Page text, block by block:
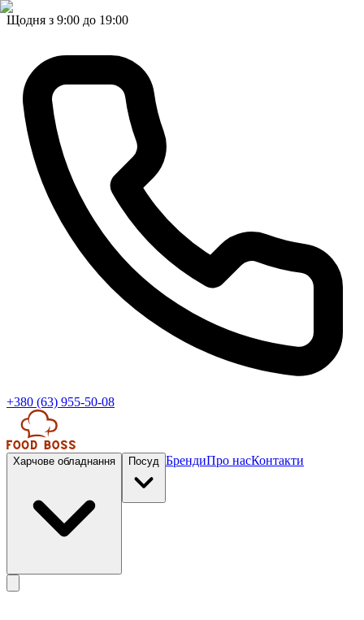
Щодня з 9:00 до 19:00
+380 (63) 955-50-08
Харчове обладнання Посуд БрендиПро насКонтакти